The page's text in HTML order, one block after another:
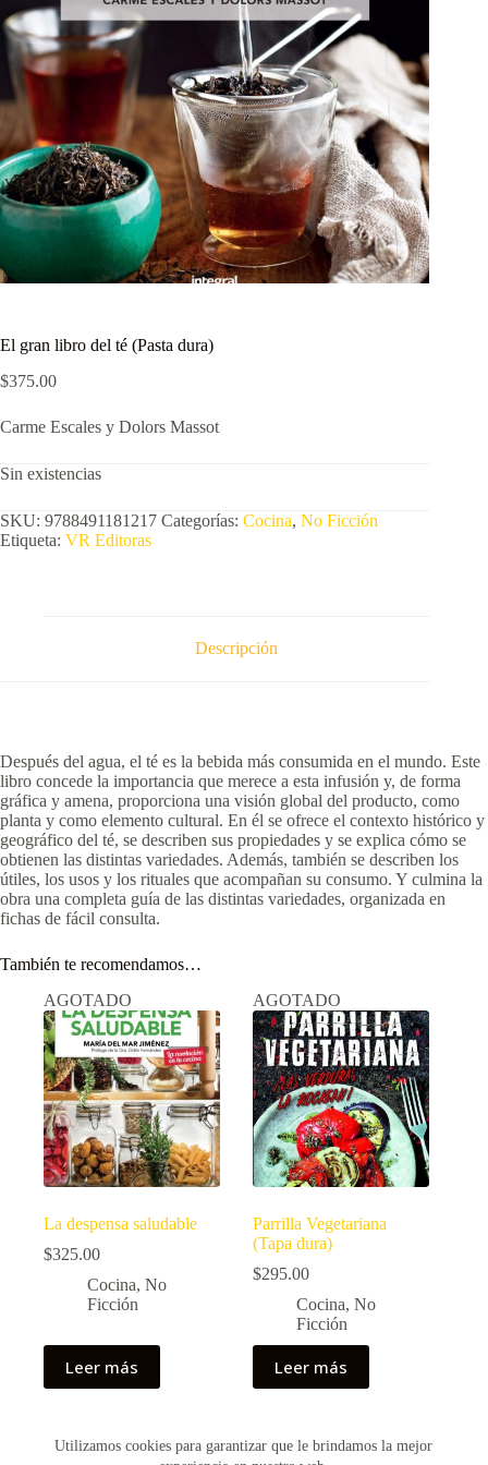
Utilizamos cookies para garantizar que le brindamos la mejor
El gran libro del té (Pasta dura)
$375.00
Carme Escales y Dolors Massot
Sin existencias
SKU: 9788491181217 Categorías: Cocina, No Ficción
Etiqueta: VR Editoras
Descripción
Después del agua, el té es la bebida más consumida en el mundo. Este
libro concede la importancia que merece a esta infusión y, de forma
gráfica y amena, proporciona una visión global del producto, como
planta y como elemento cultural. En él se ofrece el contexto histórico y
geográfico del té, se describen sus propiedades y se explica cómo se
obtienen las distintas variedades. Además, también se describen los
útiles, los usos y los rituales que acompañan su consumo. Y culmina la
obra una completa guía de las distintas variedades, organizada en
fichas de fácil consulta.
También te recomendamos…
AGOTADO
La despensa saludable
$325.00
Cocina, No
Ficción
Leer más
AGOTADO
Parrilla Vegetariana
(Tapa dura)
$295.00
Cocina,No
Ficción
Leer más
Copyright © 2026 - Creado por Historias de Bolsillo